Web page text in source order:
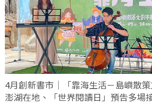
4月創新書市｜「靠海生活－島嶼散
澎湖在地、「世界閱讀日」預告多場